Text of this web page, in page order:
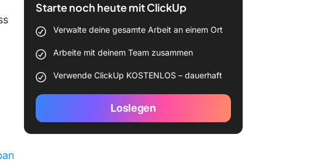
Starte noch heute mit ClickUp
Verwalte deine gesamte Arbeit an einem Ort
Arbeite mit deinem Team zusammen
Verwende ClickUp KOSTENLOS – dauerhaft
Loslegen